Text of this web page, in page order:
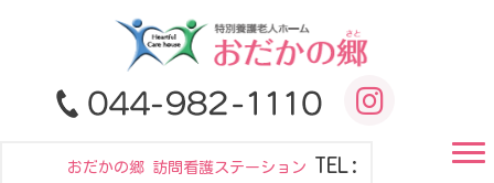
おだかの郷 訪問看護ステーション TEL: